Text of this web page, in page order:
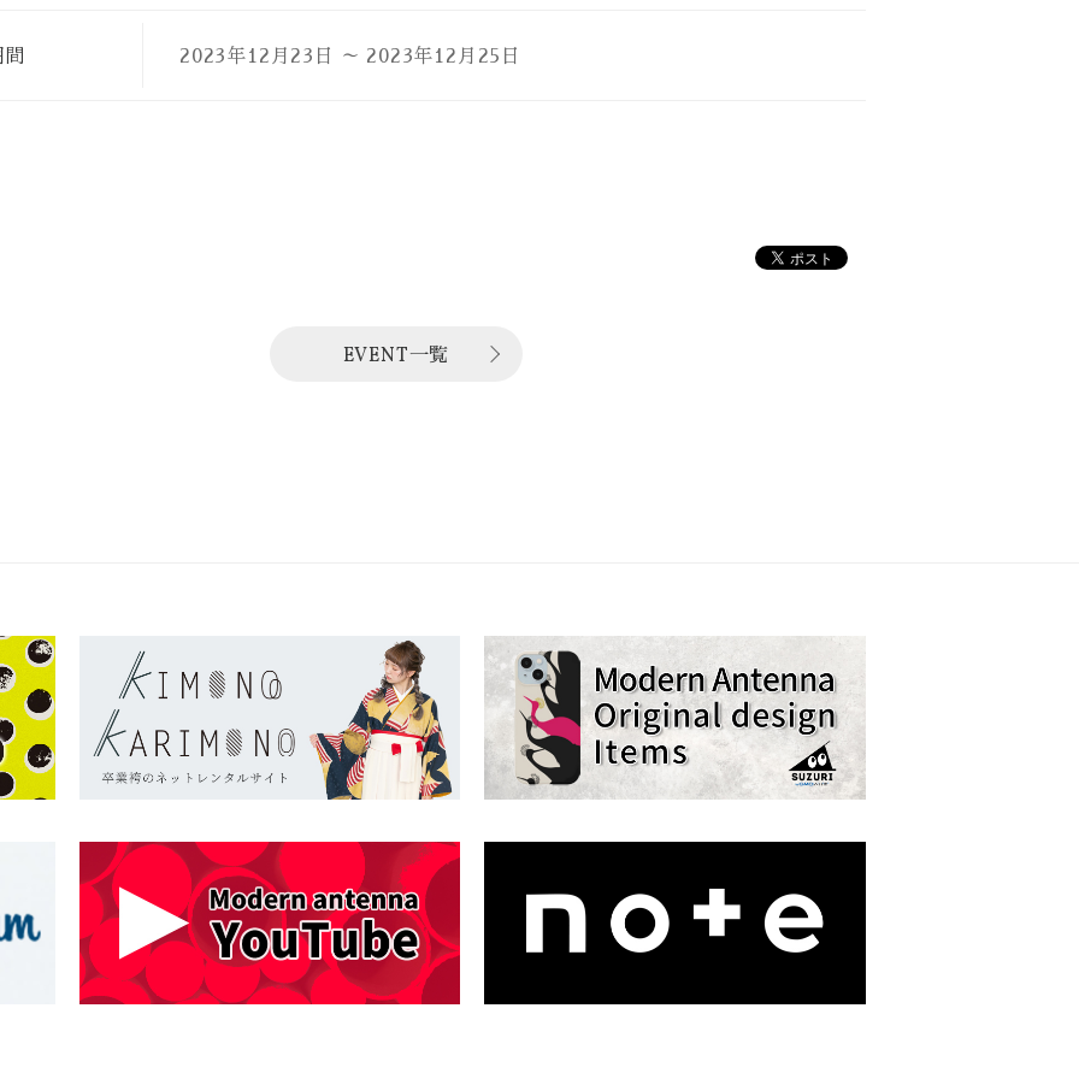
2023年12月23日 ～ 2023年12月25日
EVENT一覧